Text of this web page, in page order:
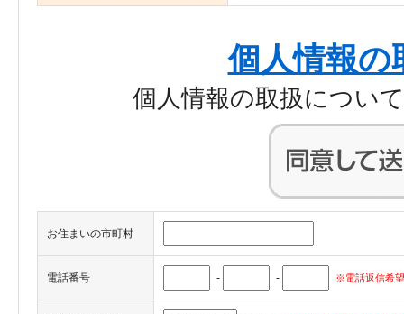
個人情報の
個人情報の取扱につい
お住まいの市町村
電話番号 - - ※電話返信希